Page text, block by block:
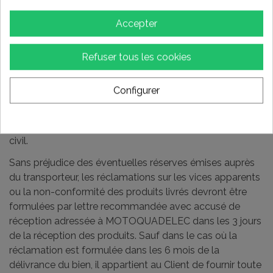
défaut de conformité du bien durant 6 mois à compter
de la délivrance du bien.
La garantie légale s'applique indépendamment de la
garantie commerciale éventuellement consentie.
Lorsqu'il agit en garantie des vices cachés, le Client peut
civil.
Sans préjudice des éventuelles réserves émises auprès
du transporteur, les réclamations sur les vices apparents
ou la non-conformité des produits livrés devront être
formulées par lettre recommandée avec accusé de
réception adressée à MOTOQUADELEC dans les 3 jours
de la réception des produits. Sauf dans le cas où la
réclamation est formulée dans les 6 mois de la
délivrance du bien, il appartient au Client de fournir toute
Accepter
Refuser tous les cookies
Configurer